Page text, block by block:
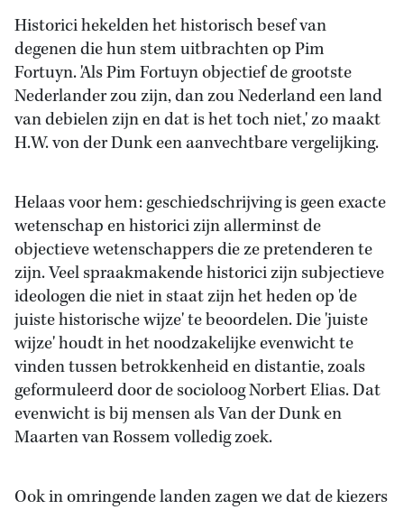
Historici hekelden het historisch besef van
degenen die hun stem uitbrachten op Pim
Fortuyn. 'Als Pim Fortuyn objectief de grootste
Nederlander zou zijn, dan zou Nederland een land
van debielen zijn en dat is het toch niet,' zo maakt
H.W. von der Dunk een aanvechtbare vergelijking.
Helaas voor hem: geschiedschrijving is geen exacte
wetenschap en historici zijn allerminst de
objectieve wetenschappers die ze pretenderen te
zijn. Veel spraakmakende historici zijn subjectieve
ideologen die niet in staat zijn het heden op 'de
juiste historische wijze' te beoordelen. Die 'juiste
wijze' houdt in het noodzakelijke evenwicht te
vinden tussen betrokkenheid en distantie, zoals
geformuleerd door de socioloog Norbert Elias. Dat
evenwicht is bij mensen als Van der Dunk en
Maarten van Rossem volledig zoek.
Ook in omringende landen zagen we dat de kiezers